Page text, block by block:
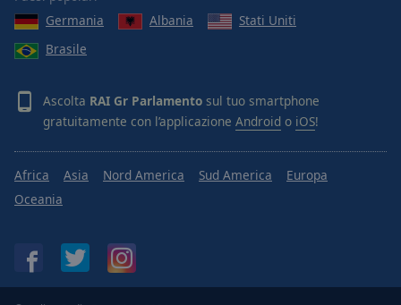
Germania
Albania
Stati Uniti
Brasile
Ascolta RAI Gr Parlamento sul tuo smartphone
gratuitamente con l’applicazione Android o iOS!
Africa Asia Nord America Sud America
Europa
Oceania